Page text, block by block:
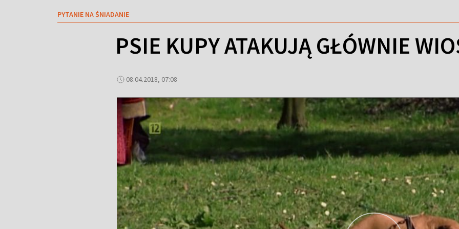
PYTANIE NA ŚNIADANIE
PSIE KUPY ATAKUJĄ GŁÓWNIE
08.04.2018, 07:08